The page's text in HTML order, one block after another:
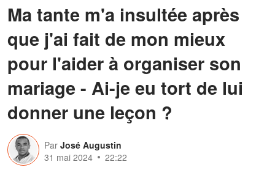
Ma tante m'a insultée après
que j'ai fait de mon mieux
pour l'aider à organiser son
mariage - Ai-je eu tort de lui
donner une leçon ?
Par José Augustin
31 mai 2024
22:22